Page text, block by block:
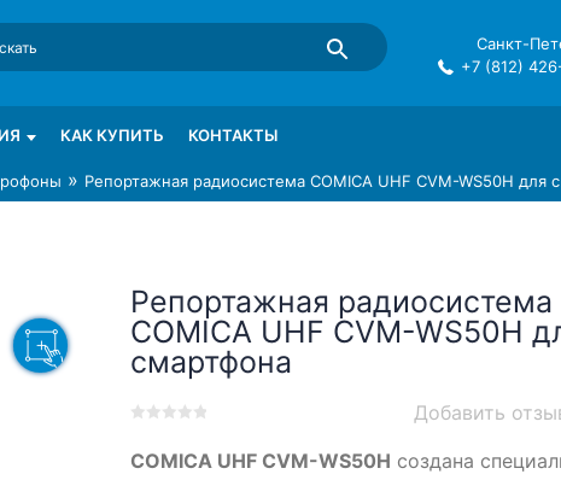
в СПб
Санкт-
+7 (812)
КАК КУПИТЬ КОНТАКТЫ
» Репортажная радиосистема COMICA UHF CVM-WS50H для
Репортажная радиосистема
COMICA UHF CVM-WS50H
смартфона
out
Добавить
COMICA UHF CVM-WS50H создана